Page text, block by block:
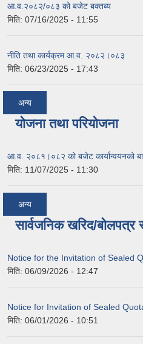
आ.व.२०८२/०८३ को बजेट बक्तब्य
मिति: 07/16/2025 - 11:55
नीति तथा कार्यक्रम आ.व. २०८२।०८३
मिति: 06/23/2025 - 17:43
अन्य
योजना तथा परियोजना
आ.व. २०८१।०८२ को बजेट कार्यान्वयनको
मिति: 11/07/2025 - 11:30
अन्य
सार्वजनिक खरिद/बोलपत्र
Notice for the Invitation of Sealed
मिति: 06/09/2026 - 12:47
Notice for Invitation of Sealed
मिति: 06/01/2026 - 10:51